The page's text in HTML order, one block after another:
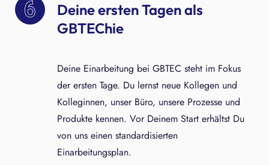
Deine ersten Tagen als
GBTEChie
Deine Einarbeitung bei GBTEC steht im Fokus
der ersten Tage. Du lernst neue Kollegen und
Kolleginnen, unser Büro, unsere Prozesse und
Produkte kennen. Vor Deinem Start erhältst Du
von uns einen standardisierten
Einarbeitungsplan.